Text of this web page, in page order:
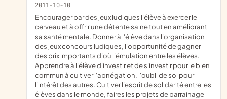
2011-10-10
encourager par des jeux ludiques l'élève à exercer le
cerveau et à offrir une détente saine tout en améliorant
sa santé mentale. Donner à l'élève dans l'organisation
des jeux concours ludiques, l'opportunité de gagner
des prix importants d'où l'émulation entre les élèves.
Apprendre à l'élève d'investir et de s'investir pour le bien
commun à cultiver l'abnégation, l'oubli de soi pour
l'intérêt des autres. Cultiver l'esprit de solidarité entre les
élèves dans le monde, faires les projets de parrainage